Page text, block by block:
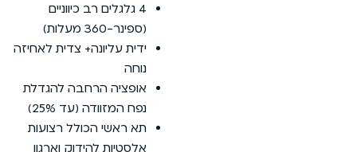
4 גלגלים רב כיווניים
(ספינר-360 מעלות)
ידית עליונה+ צדית לאחיזה
נוחה
אופציה הרחבה להגדלת
נפח המזוודה (עד 25%)
תא ראשי הכולל רצועות
אלסטיות להידוק וארגון